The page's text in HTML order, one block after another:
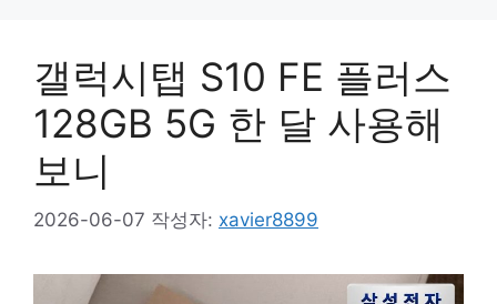
갤럭시탭 S10 FE 플러스
128GB 5G 한 달 사용해
보니
2026-06-07 작성자: xavier8899